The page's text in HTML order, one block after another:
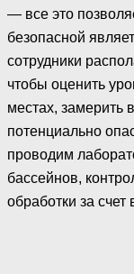
— все это
безопасной
сотрудники
чтобы оценить
местах, замерить
потенциально
проводим
бассейнов,
обработки за